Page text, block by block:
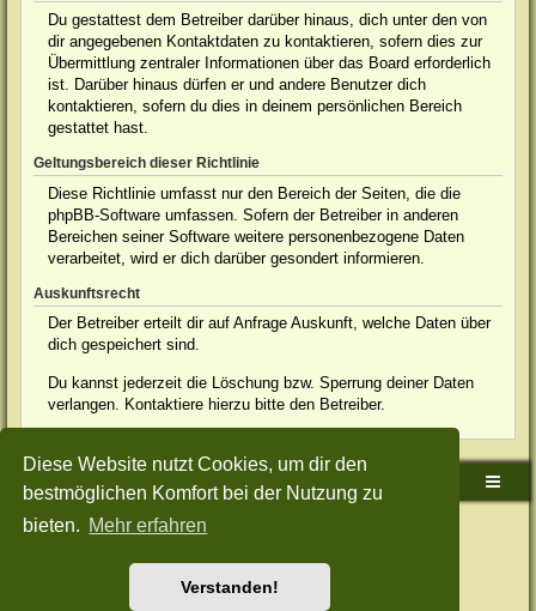
Diese Website nutzt Cookies, um dir den
bestmöglichen Komfort bei der Nutzung zu
bieten. Mehr erfahren
Verstanden!
Du gestattest dem Betreiber darüber hinaus, dich unter den von
dir angegebenen Kontaktdaten zu kontaktieren, sofern dies zur
Übermittlung zentraler Informationen über das Board erforderlich
ist. Darüber hinaus dürfen er und andere Benutzer dich
kontaktieren, sofern du dies in deinem persönlichen Bereich
gestattet hast.
Geltungsbereich dieser Richtlinie
Diese Richtlinie umfasst nur den Bereich der Seiten, die die
phpBB-Software umfassen. Sofern der Betreiber in anderen
Bereichen seiner Software weitere personenbezogene Daten
verarbeitet, wird er dich darüber gesondert informieren.
Auskunftsrecht
Der Betreiber erteilt dir auf Anfrage Auskunft, welche Daten über
dich gespeichert sind.
Du kannst jederzeit die Löschung bzw. Sperrung deiner Daten
verlangen. Kontaktiere hierzu bitte den Betreiber.
Sudden-Strike-Maps.de Hauptseite Foren-Übersicht
Powered byphpBB® Forum Software © phpBB Limited
Style: Green-Style-Split by Joyce&LunaphpBB-Style-Design
Nutzungsbedingungen